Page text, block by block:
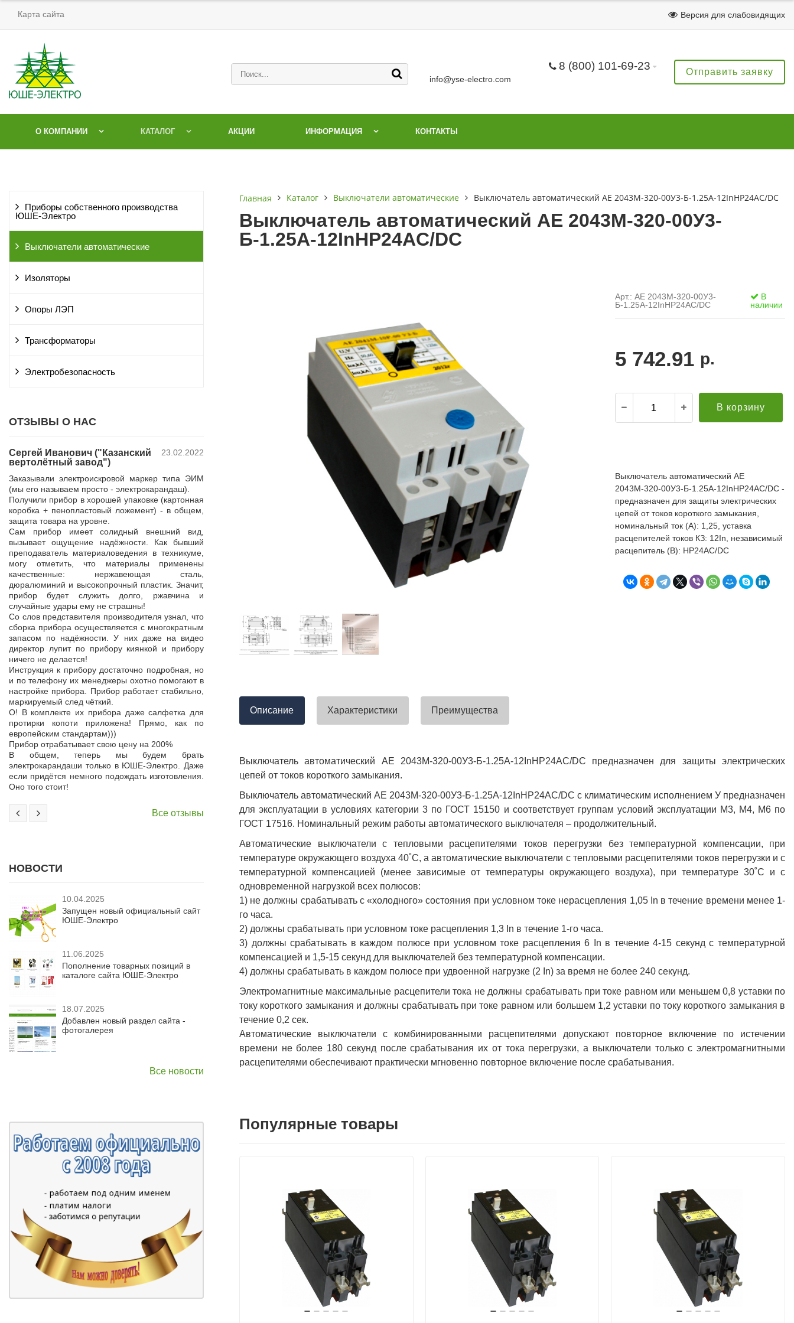
Карта сайта Версия для слабовидящих
8 (800) 101-69-23
info@yse-electro.com
Отправить заявку
О КОМПАНИИ КАТАЛОГ АКЦИИ ИНФОРМАЦИЯ КОНТАКТЫ
Приборы собственного производства
ЮШЕ-Электро
Выключатели автоматические
Изоляторы
Опоры ЛЭП
Трансформаторы
Электробезопасность
ОТЗЫВЫ О НАС
Сергей Иванович ("Казанский
вертолётный завод")
23.02.2022
Заказывали электроискровой маркер типа ЭИМ
(мы его называем просто - электрокарандаш).
Получили прибор в хорошей упаковке (картонная
коробка + пенопластовый ложемент) - в общем,
защита товара на уровне.
Сам прибор имеет солидный внешний вид,
вызывает ощущение надёжности. Как бывший
преподаватель материаловедения в техникуме,
могу отметить, что материалы применены
качественные: нержавеющая сталь,
дюралюминий и высокопрочный пластик. Значит,
прибор будет служить долго, ржавчина и
случайные удары ему не страшны!
Со слов представителя производителя узнал, что
сборка прибора осуществляется с многократным
запасом по надёжности. У них даже на видео
директор лупит по прибору киянкой и прибору
ничего не делается!
Инструкция к прибору достаточно подробная, но
и по телефону их менеджеры охотно помогают в
настройке прибора. Прибор работает стабильно,
маркируемый след чёткий.
О! В комплекте их прибора даже салфетка для
протирки копоти приложена! Прямо, как по
европейским стандартам)))
Прибор отрабатывает свою цену на 200%
В общем, теперь мы будем брать
электрокарандаши только в ЮШЕ-Электро. Даже
если придётся немного подождать изготовления.
Оно того стоит!
Владимир Юрьевич (Филиал
15.02.2022
Компания ЮШЕ-Электро выиграла тендер на
изготовление и поставку деревянных опор ЛЭП
110 кВ для пополнения складского оперативного
Продукция поставлена своевременно. Претензий
Наоборот, деревянные элементы опор высокого
качества, пропитка заболонного слоя древесины
На комплектные изделия (опоры ЛЭП),
впервые на моей памяти компания
производитель и поставщик опор ЛЭП
сопровождает опоры ЛЭП такими документами.
Приятно работать с таким ответственным
поставщиком!
Татьяна (Branch of «Saren B.
V.» PLLC)
Выражаю благодарность вашей компании за
оперативную обработку нашего запроса!
Выставили коммерческое предложение по
хорошей цене в течение двух дней (а там без
малого сотня товарных позиций была). Мы
успели закрыть смету большого объекта в срок. А
вы получили хороший заказ))
Поставка опор ЛЭП в Бурятию. Спасибо за
качественную продукцию и быструю доставку!
Всё прошло хорошо. Евгению отдельное спасибо
за ответственный подход к делу, понимание и
вежливое обращение!
Все отзывы
НОВОСТИ
10.04.2025
Запущен новый официальный сайт
ЮШЕ-Электро
11.06.2025
Пополнение товарных позиций в
каталоге сайта ЮШЕ-Электро
18.07.2025
Добавлен новый раздел сайта -
фотогалерея
Все новости
Главная Каталог Выключатели автоматические Выключатель автоматический АЕ 2043М-320-00У3-Б-1.25А-12InНР24AC/DC
Выключатель автоматический АЕ 2043М-320-00У3-
Б-1.25А-12InНР24AC/DC
Арт.: АЕ 2043М-320-00У3-
Б-1.25А-12InНР24AC/DC
В
наличии
5 742.91 р.
В корзину
Выключатель автоматический АЕ
2043М-320-00У3-Б-1.25А-12InНР24AC/DC -
предназначен для защиты электрических
цепей от токов короткого замыкания,
номинальный ток (А): 1,25, уставка
расцепителей токов КЗ: 12In, независимый
расцепитель (В): НР24AC/DC
Описание Характеристики Преимущества
Выключатель автоматический АЕ 2043М-320-00У3-Б-1.25А-12InНР24AC/DC предназначен для защиты электрических
цепей от токов короткого замыкания.
Выключатель автоматический АЕ 2043М-320-00У3-Б-1.25А-12InНР24AC/DC с климатическим исполнением У предназначен
для эксплуатации в условиях категории 3 по ГОСТ 15150 и соответствует группам условий эксплуатации М3, М4, М6 по
ГОСТ 17516. Номинальный режим работы автоматического выключателя – продолжительный.
Автоматические выключатели с тепловыми расцепителями токов перегрузки без температурной компенсации, при
температуре окружающего воздуха 40˚С, а автоматические выключатели с тепловыми расцепителями токов перегрузки и с
температурной компенсацией (менее зависимые от температуры окружающего воздуха), при температуре 30˚С и с
одновременной нагрузкой всех полюсов:
1) не должны срабатывать с «холодного» состояния при условном токе нерасцепления 1,05 In в течение времени менее 1-
го часа.
2) должны срабатывать при условном токе расцепления 1,3 In в течение 1-го часа.
3) должны срабатывать в каждом полюсе при условном токе расцепления 6 In в течение 4-15 секунд с температурной
компенсацией и 1,5-15 секунд для выключателей без температурной компенсации.
4) должны срабатывать в каждом полюсе при удвоенной нагрузке (2 In) за время не более 240 секунд.
Электромагнитные максимальные расцепители тока не должны срабатывать при токе равном или меньшем 0,8 уставки по
току короткого замыкания и должны срабатывать при токе равном или большем 1,2 уставки по току короткого замыкания в
течение 0,2 сек.
Автоматические выключатели с комбинированными расцепителями допускают повторное включение по истечении
времени не более 180 секунд после срабатывания их от тока перегрузки, а выключатели только с электромагнитными
расцепителями обеспечивают практически мгновенно повторное включение после срабатывания.
Популярные товары